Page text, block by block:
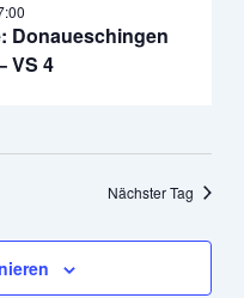
Donaueschingen
VS 4
Nächster Tag